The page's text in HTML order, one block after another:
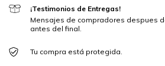
¡Testimonios de Entregas!
Mensajes de compradores despues
antes del final.
Tu compra está protegida.